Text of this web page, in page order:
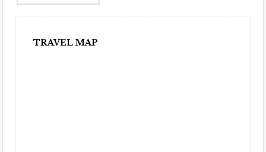
TRAVEL MAP